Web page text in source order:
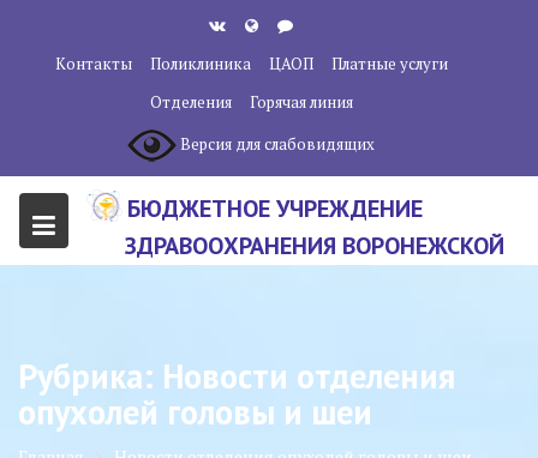
содержанию
Контакты Поликлиника ЦАОП
Платные услуги
Отделения
Горячая линия
Версия для слабовидящих
БЮДЖЕТНОЕ УЧРЕЖДЕНИЕ
ЗДРАВООХРАНЕНИЯ ВОРОНЕЖСКОЙ
КЛИНИЧЕСКИЙ ОНКОЛОГИЧЕСКИЙ
ЦЕНТР"
Рубрика: Новости отделения
опухолей головы и шеи